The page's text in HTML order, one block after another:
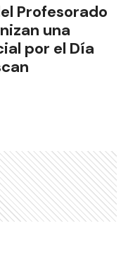
Profesorado
una
por el Día